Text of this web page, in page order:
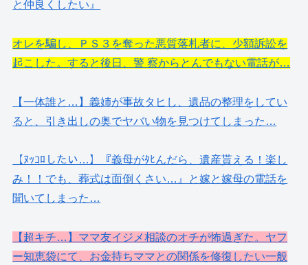
と仲良くしたい』
オレを騙し、ＰＳ３を奪った悪質落札者に、少額訴訟を
起こした。すると後日、警 察からとんでもない電話が…
【一体誰と…】義姉が事故タヒし、遺品の整理をしてい
ると、引き出しの奥でヤバい物を見つけてしまった…
【ﾇｯｺﾛしたい…】『義母がﾀﾋんだら、遺産貰える！楽し
み！！でも、葬式は面倒くさい…』と嫁と嫁母の電話を
聞いてしまった…
【超キチ…】ママ友イジメ相談のオチが怖過ぎた。ヤフ
ー知恵袋にて、お金持ちママとの関係を修復したい一般